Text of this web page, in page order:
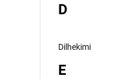
D
Dilhekimi
E